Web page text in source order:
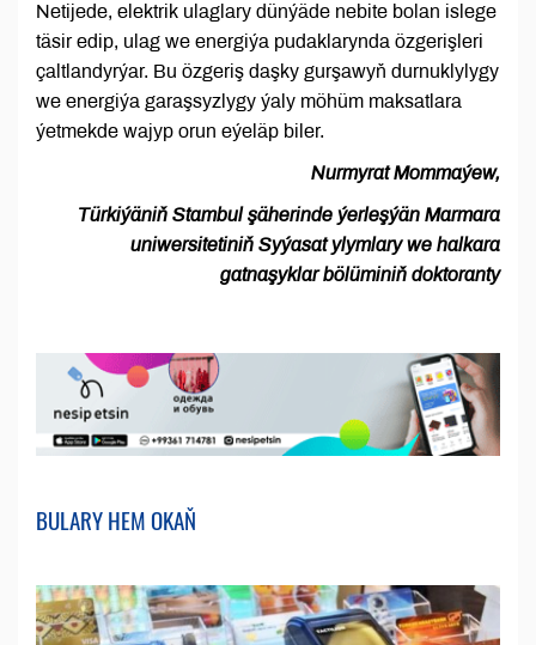
Netijede, elektrik ulaglary dünýäde nebite bolan islege
täsir edip, ulag we energiýa pudaklarynda özgerişleri
çaltlandyrýar. Bu özgeriş daşky gurşawyň durnuklylygy
we energiýa garaşsyzlygy ýaly möhüm maksatlara
ýetmekde wajyp orun eýeläp biler.
Nurmyrat Mommaýew,
Türkiýäniň Stambul şäherinde ýerleşýän Marmara
uniwersitetiniň Syýasat ylymlary we halkara
gatnaşyklar bölüminiň doktoranty
BULARY HEM OKAŇ